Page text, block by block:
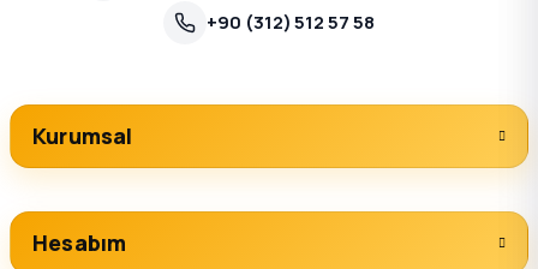
+90 (312) 512 57 58
Kurumsal
Hesabım